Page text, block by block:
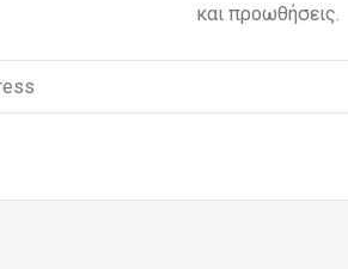
και προωθήσεις.